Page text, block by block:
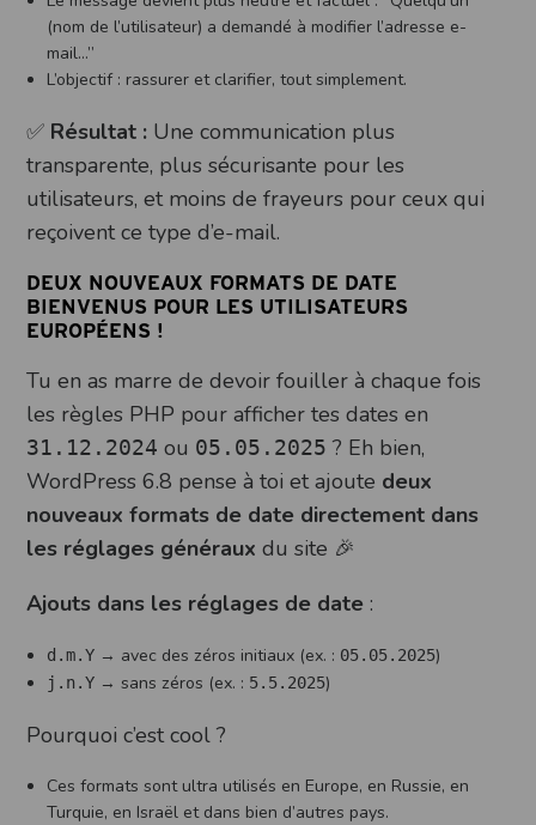
(nom de l’utilisateur) a demandé à modifier l’adresse e-
mail…”
L’objectif : rassurer et clarifier, tout simplement.
✅ Résultat : Une communication plus
transparente, plus sécurisante pour les
utilisateurs, et moins de frayeurs pour ceux qui
reçoivent ce type d’e-mail.
DEUX NOUVEAUX FORMATS DE DATE
BIENVENUS POUR LES UTILISATEURS
EUROPÉENS !
Tu en as marre de devoir fouiller à chaque fois
les règles PHP pour afficher tes dates en
31.12.2024 ou 05.05.2025 ? Eh bien,
WordPress 6.8 pense à toi et ajoute deux
nouveaux formats de date directement dans
les réglages généraux du site 🎉
Ajouts dans les réglages de date :
d.m.Y → avec des zéros initiaux (ex. : 05.05.2025)
j.n.Y → sans zéros (ex. : 5.5.2025)
Pourquoi c’est cool ?
Ces formats sont ultra utilisés en Europe, en Russie, en
Turquie, en Israël et dans bien d’autres pays.